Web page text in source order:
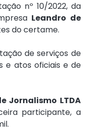
nº 10/2022, da
Leandro de
do certame.
de serviços de
e atos oficiais e de
Jornalismo LTDA
ofereceu R$ 44,8 mil pelo serviço. A terceira participante, a